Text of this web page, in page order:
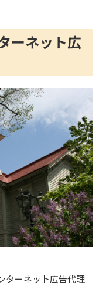
ーネット広
ターネット広告代理